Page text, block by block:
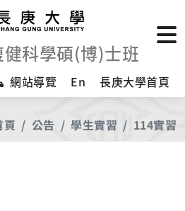
科學碩(博)士班
網站導覽 En 長庚大學首頁
頁 公告 學生實習 114實習